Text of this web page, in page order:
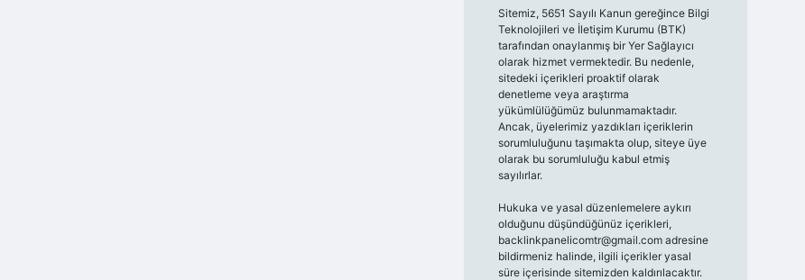
Sitemiz, 5651 Sayılı Kanun gereğince Bilgi
Teknolojileri ve İletişim Kurumu (BTK)
tarafından onaylanmış bir Yer Sağlayıcı
olarak hizmet vermektedir. Bu nedenle,
sitedeki içerikleri proaktif olarak
denetleme veya araştırma
yükümlülüğümüz bulunmamaktadır.
Ancak, üyelerimiz yazdıkları içeriklerin
sorumluluğunu taşımakta olup, siteye üye
olarak bu sorumluluğu kabul etmiş
sayılırlar.
Hukuka ve yasal düzenlemelere aykırı
olduğunu düşündüğünüz içerikleri,
backlinkpanelicomtr@gmail.comadresine
bildirmeniz halinde, ilgili içerikler yasal
süre içerisinde sitemizden kaldırılacaktır.